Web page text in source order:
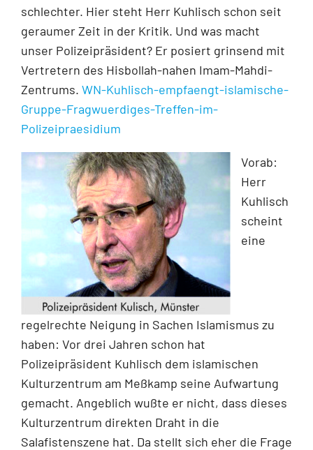
schlechter. Hier steht Herr Kuhlisch schon seit
geraumer Zeit in der Kritik. Und was macht
unser Polizeipräsident? Er posiert grinsend mit
Vertretern des Hisbollah-nahen Imam-Mahdi-
Zentrums. WN-Kuhlisch-empfaengt-islamische-
Gruppe-Fragwuerdiges-Treffen-im-
Polizeipraesidium
Vorab:
Herr
Kuhlisch
scheint
eine
regelrechte Neigung in Sachen Islamismus zu
haben: Vor drei Jahren schon hat
Polizeipräsident Kuhlisch dem islamischen
Kulturzentrum am Meßkamp seine Aufwartung
gemacht. Angeblich wußte er nicht, dass dieses
Kulturzentrum direkten Draht in die
Salafistenszene hat. Da stellt sich eher die Frage